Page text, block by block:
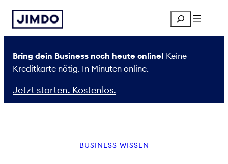
Zum
Inhalt
springen
Search
Bring dein Business noch heute online! Keine
Kreditkarte nötig. In Minuten online.
Jetzt starten. Kostenlos.
BUSINESS-WISSEN